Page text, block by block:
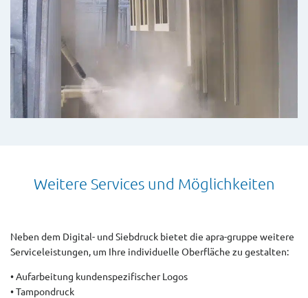
Weitere Services und Möglichkeiten
Neben dem Digital- und Siebdruck bietet die apra-gruppe weitere
Serviceleistungen, um Ihre individuelle Oberfläche zu gestalten:
• Aufarbeitung kundenspezifischer Logos
• Tampondruck